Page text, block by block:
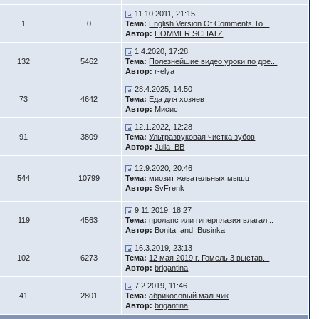
1 0
11.10.2011, 21:15
Тема: English Version Of Comments To...
Автор: HOMMER SCHATZ
132 5462
1.4.2020, 17:28
Тема: Полезнейшие видео уроки по дре...
Автор: r-elya
73 4642
28.4.2025, 14:50
Тема: Еда для хозяев
Автор: Мисис
91 3809
12.1.2022, 12:28
Тема: Ультразвуковая чистка зубов
Автор: Julia_BB
544 10799
12.9.2020, 20:46
Тема: миозит жевательных мышц
Автор: SvFrenk
119 4563
9.11.2019, 18:27
Тема: пролапс или гиперплазия влагал...
Автор: Bonita_and_Businka
102 6273
16.3.2019, 23:13
Тема: 12 мая 2019 г. Гомель 3 выстав...
Автор: brigantina
41 2801
7.2.2019, 11:46
Тема: абрикосовый мальчик
Автор: brigantina